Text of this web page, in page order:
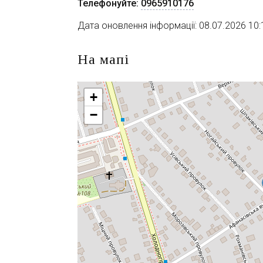
Телефонуйте: 0965910176
Дата оновлення інформації: 08.07.2026
На мапі
+
−